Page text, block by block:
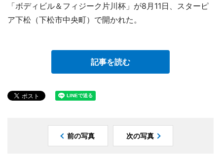
「ボディビル＆フィジーク片川杯」が8月11日、スターピ
ア下松（下松市中央町）で開かれた。
記事を読む
前の写真 次の写真